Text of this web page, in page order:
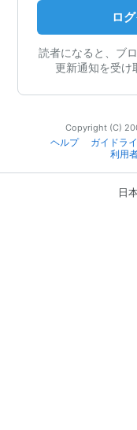
ロ
読者になると、ブ
更新通知を受け
Copyright (C)
ヘルプ
ガイドラ
利用
日